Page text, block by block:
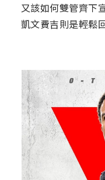
又該如何雙管齊下
凱文費吉則是輕鬆